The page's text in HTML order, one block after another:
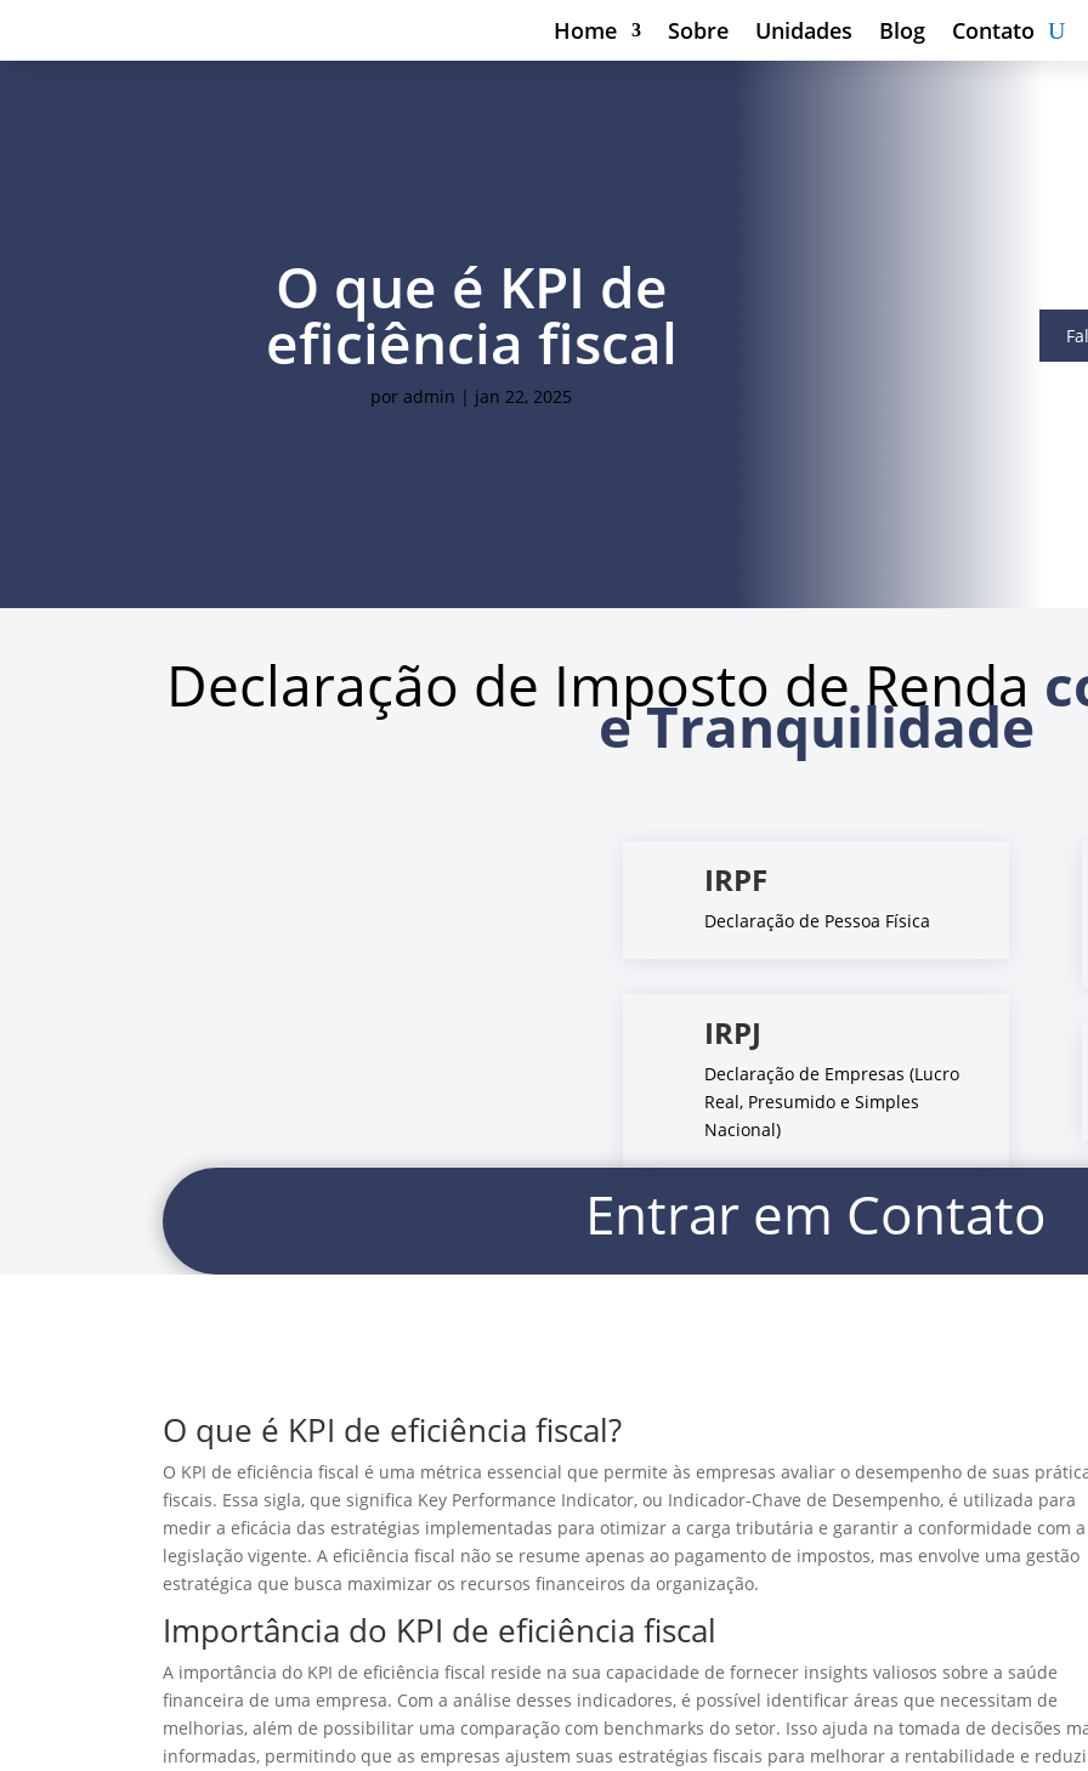
Home Sobre Unidades Blog Contato
O que é KPI de
eficiência fiscal
poradmin | jan 22, 2025
Declaração de Imposto de Renda
e Tranquilidade
IRPF
Declaração de Pessoa Física
IRPJ
Declaração de Empresas (Lucro
Real, Presumido e Simples
Nacional)
Entrar em Contato
O que é KPI de eficiência fiscal?
O KPI de eficiência fiscal é uma métrica essencial que permite às empresas avaliar o desempenho de suas
fiscais. Essa sigla, que significa Key Performance Indicator, ou Indicador-Chave de Desempenho, é utilizada para
medir a eficácia das estratégias implementadas para otimizar a carga tributária e garantir a conformidade com a
legislação vigente. A eficiência fiscal não se resume apenas ao pagamento de impostos, mas envolve uma gestão
estratégica que busca maximizar os recursos financeiros da organização.
Importância do KPI de eficiência fiscal
A importância do KPI de eficiência fiscal reside na sua capacidade de fornecer insights valiosos sobre a saúde
financeira de uma empresa. Com a análise desses indicadores, é possível identificar áreas que necessitam de
melhorias, além de possibilitar uma comparação com benchmarks do setor. Isso ajuda na tomada de decisões
informadas, permitindo que as empresas ajustem suas estratégias fiscais para melhorar a rentabilidade e